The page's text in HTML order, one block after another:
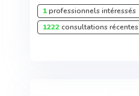
1professionnels intéressés
1222consultations récentes